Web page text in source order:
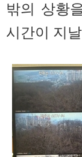
밖의 상황
시간이 지